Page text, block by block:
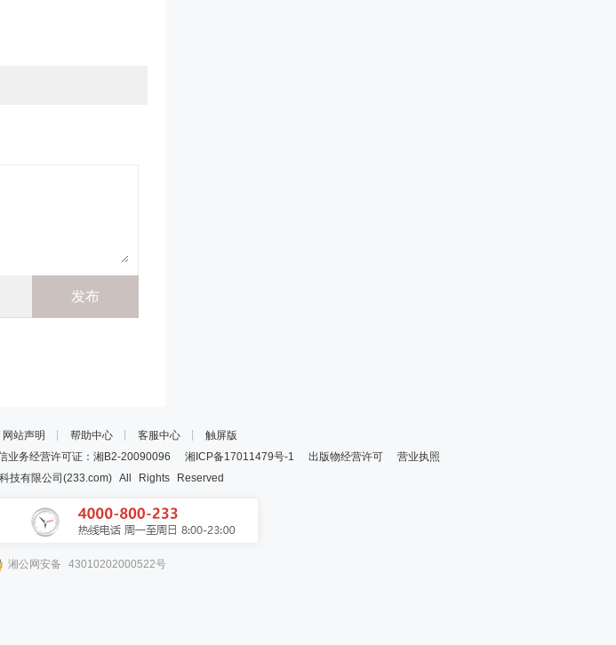
网站声明 ┊ 帮助中心 ┊ 客服中心 ┊ 触屏版
业务经营许可证：湘B2-20090096 湘ICP备17011479号-1 出版物经营许可
营业执照
技有限公司(233.com) All Rights Reserved
湘公网安备 43010202000522号